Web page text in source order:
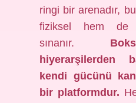
ringi bir arenadır,
fiziksel hem de
sınanır.
hiyerarşilerden
kendi gücünü
bir platformdur.